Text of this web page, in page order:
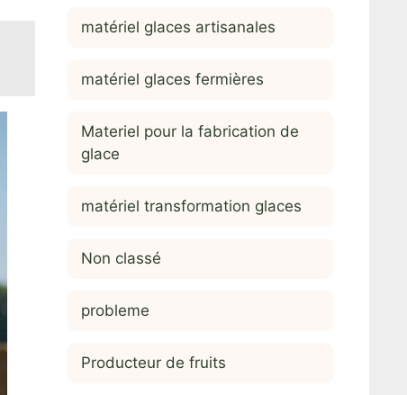
matériel glaces artisanales
matériel glaces fermières
Materiel pour la fabrication de
glace
matériel transformation glaces
Non classé
probleme
Producteur de fruits